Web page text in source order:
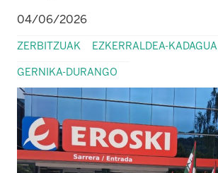
04/06/2026
ZERBITZUAK EZKERRALDEA-KADAGUA
GERNIKA-DURANGO